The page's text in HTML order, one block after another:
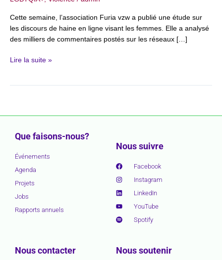
Cette semaine, l’association Furia vzw a publié une étude sur
les discours de haine en ligne visant les femmes. Elle a analysé
des milliers de commentaires postés sur les réseaux […]
Lire la suite »
Que faisons-nous?
Événements
Agenda
Projets
Jobs
Rapports annuels
Nous suivre
Facebook
Instagram
LinkedIn
YouTube
Spotify
Nous contacter Nous soutenir